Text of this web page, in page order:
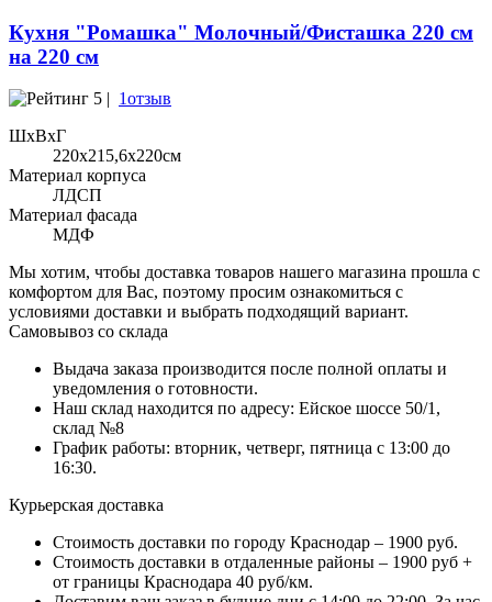
Кухня "Ромашка" Молочный/Фисташка 220 см
на 220 см
5 | 1отзыв
ШхВхГ
220x215,6х220см
Материал корпуса
ЛДСП
Материал фасада
МДФ
Мы хотим, чтобы доставка товаров нашего магазина прошла с
комфортом для Вас, поэтому просим ознакомиться с
условиями доставки и выбрать подходящий вариант.
Самовывоз со склада
Выдача заказа производится после полной оплаты и
уведомления о готовности.
Наш склад находится по адресу: Ейское шоссе 50/1,
склад №8
График работы: вторник, четверг, пятница с 13:00 до
16:30.
Курьерская доставка
Стоимость доставки по городу Краснодар – 1900 руб.
Стоимость доставки в отдаленные районы – 1900 руб +
от границы Краснодара 40 руб/км.